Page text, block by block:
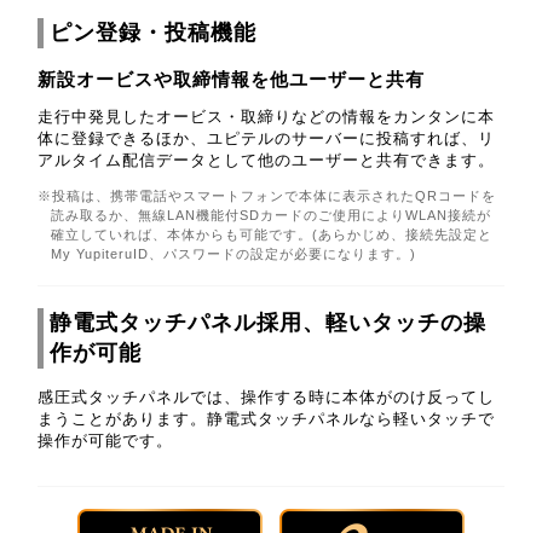
ピン登録・投稿機能
新設オービスや取締情報を他ユーザーと共有
走行中発見したオービス・取締りなどの情報をカンタンに本
体に登録できるほか、ユピテルのサーバーに投稿すれば、リ
アルタイム配信データとして他のユーザーと共有できます。
※投稿は、携帯電話やスマートフォンで本体に表示されたQRコードを
読み取るか、無線LAN機能付SDカードのご使用によりWLAN接続が
確立していれば、本体からも可能です。(あらかじめ、接続先設定と
My YupiteruID、パスワードの設定が必要になります。)
静電式タッチパネル採用、軽いタッチの操
作が可能
感圧式タッチパネルでは、操作する時に本体がのけ反ってし
まうことがあります。静電式タッチパネルなら軽いタッチで
操作が可能です。